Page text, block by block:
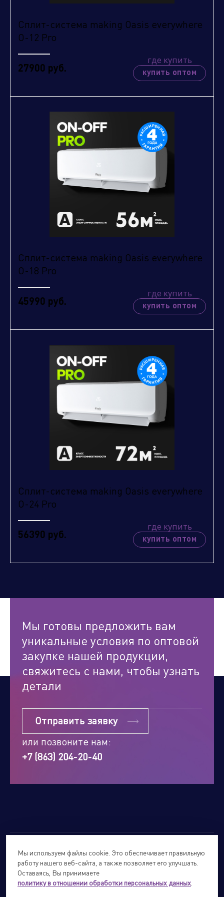
Сплит-система making Oasis everywhere
O-12 Pro
27900 руб.
где купить
купить оптом
Сплит-система making Oasis everywhere
O-18 Pro
45990 руб.
где купить
купить оптом
Сплит-система making Oasis everywhere
O-24 Pro
56390 руб.
где купить
купить оптом
Мы готовы предложить вам
уникальные условия по оптовой
закупке нашей продукции,
свяжитесь с нами, чтобы узнать
детали
Отправить заявку
или позвоните нам:
+7 (863) 204-20-40
© 2026Forte Holding.Все права защищены.
Политика обработки персональных данных
Сайты подразделений Холдинга
Мы используем файлы cookie. Это обеспечивает правильную
работу нашего веб-сайта, а также позволяет его улучшать.
Оставаясь, Вы принимаете
политику в отношении обработки персональных данных